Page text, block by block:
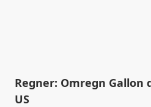
Regner: Omregn Gallon
US